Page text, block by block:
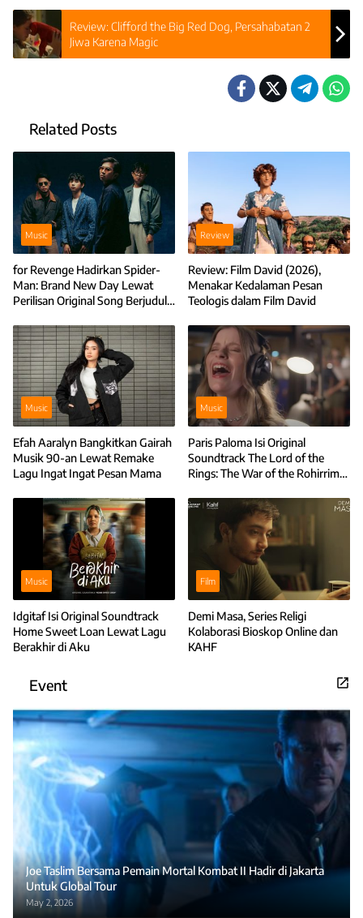
Review: Clifford the Big Red Dog, Persahabatan 2
Jiwa Karena Magic
Related Posts
Music
for Revenge Hadirkan Spider-
Man: Brand New Day Lewat
Perilisan Original Song Berjudul I
Review
Review: Film David (2026),
Menakar Kedalaman Pesan
Teologis dalam Film David
Music
Efah Aaralyn Bangkitkan Gairah
Musik 90-an Lewat Remake
Lagu Ingat Ingat Pesan Mama
Music
Paris Paloma Isi Original
Soundtrack The Lord of the
Rings: The War of the Rohirrim
Music
Idgitaf Isi Original Soundtrack
Home Sweet Loan Lewat Lagu
Berakhir di Aku
Film
Demi Masa, Series Religi
Kolaborasi Bioskop Online dan
KAHF
Event
Joe Taslim Bersama Pemain Mortal Kombat II Hadir di Jakarta
Untuk Global Tour
May 2, 2026